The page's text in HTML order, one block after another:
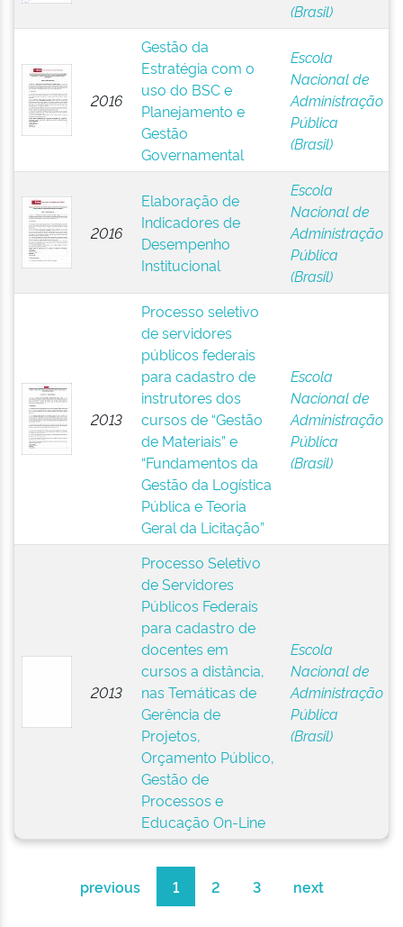
(Brasil)
2016
Gestão da
Estratégia com o
uso do BSC e
Planejamento e
Gestão
Governamental
Escola
Nacional de
Administração
Pública
(Brasil)
2016
Elaboração de
Indicadores de
Desempenho
Institucional
Escola
Nacional de
Administração
Pública
(Brasil)
2013
Processo seletivo
de servidores
públicos federais
para cadastro de
instrutores dos
cursos de “Gestão
de Materiais” e
“Fundamentos da
Gestão da Logística
Pública e Teoria
Geral da Licitação”
Escola
Nacional de
Administração
Pública
(Brasil)
2013
Processo Seletivo
de Servidores
Públicos Federais
para cadastro de
docentes em
cursos a distância,
nas Temáticas de
Gerência de
Projetos,
Orçamento Público,
Gestão de
Processos e
Educação On-Line
Escola
Nacional de
Administração
Pública
(Brasil)
previous 1 2 3 next